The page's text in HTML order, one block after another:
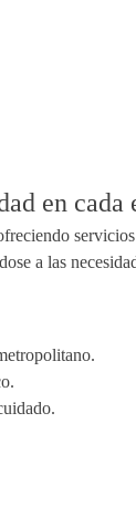
en cada
a las